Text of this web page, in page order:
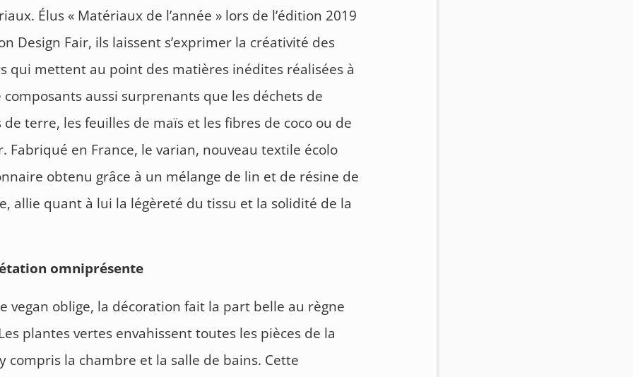
Élus « Matériaux de l’année » lors de l’édition 2019
Design Fair, ils laissent s’exprimer la créativité des
qui mettent au point des matières inédites réalisées à
aussi surprenants que les déchets de
terre, les feuilles de maïs et les fibres de coco ou de
Fabriqué en France, le varian, nouveau textile écolo
obtenu grâce à un mélange de lin et de résine de
allie quant à lui la légèreté du tissu et la solidité de la
omniprésente
vegan oblige, la décoration fait la part belle au règne
plantes vertes envahissent toutes les pièces de la
compris la chambre et la salle de bains. Cette